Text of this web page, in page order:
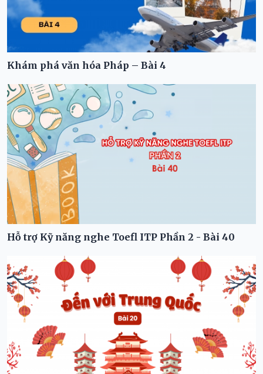
Khám phá văn hóa Pháp – Bài 4
Hỗ trợ Kỹ năng nghe Toefl ITP Phần 2 - Bài 40